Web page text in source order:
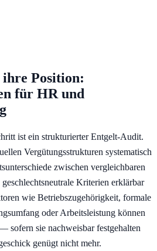
Position:
für HR und
ist ein strukturierter Entgelt-Audit.
Vergütungsstrukturen systematisch
zwischen vergleichbaren
Kriterien erklärbar
wie Betriebszugehörigkeit, formale
oder Arbeitsleistung können
sofern sie nachweisbar festgehalten
genügt nicht mehr.